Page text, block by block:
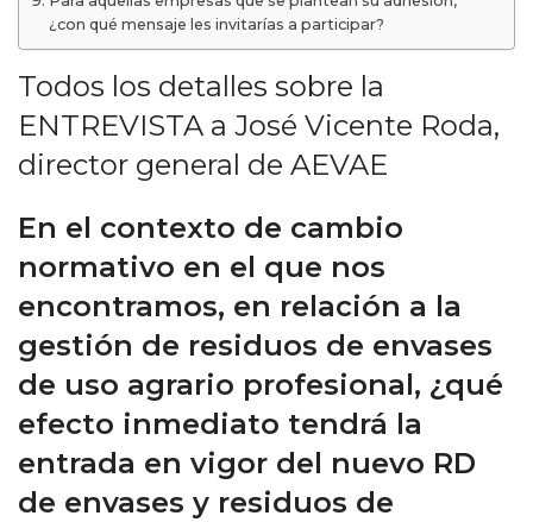
¿con qué mensaje les invitarías a participar?
Todos los detalles sobre la
ENTREVISTA a José Vicente Roda,
director general de AEVAE
En el contexto de cambio
normativo en el que nos
encontramos, en relación a la
gestión de residuos de envases
de uso agrario profesional, ¿qué
efecto inmediato tendrá la
entrada en vigor del nuevo RD
de envases y residuos de